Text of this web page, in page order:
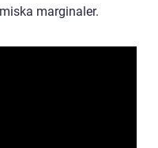
marginaler.